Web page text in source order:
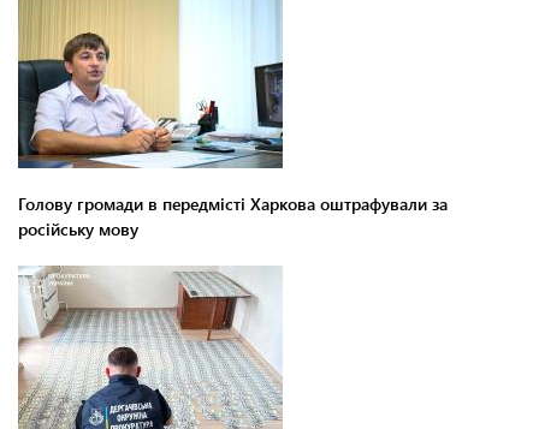
Голову громади в передмісті Харкова оштрафували за
російську мову